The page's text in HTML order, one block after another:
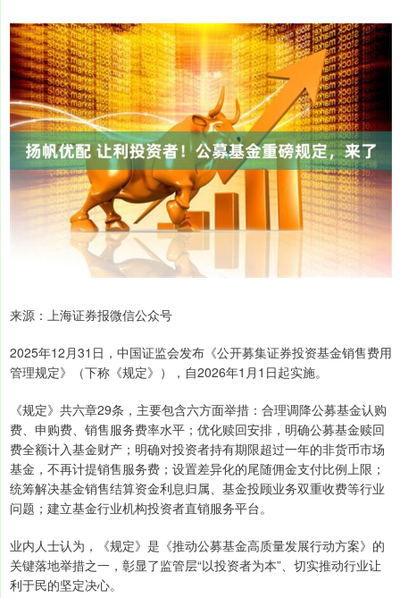
来源：上海证券报微信公众号
2025年12月31日，中国证监会发布《公开募集证券投资基金销售费用
管理规定》（下称《规定》），自2026年1月1日起实施。
《规定》共六章29条，主要包含六方面举措：合理调降公募基金认购
费、申购费、销售服务费率水平；优化赎回安排，明确公募基金赎回
费全额计入基金财产；明确对投资者持有期限超过一年的非货币市场
基金，不再计提销售服务费；设置差异化的尾随佣金支付比例上限；
统筹解决基金销售结算资金利息归属、基金投顾业务双重收费等行业
问题；建立基金行业机构投资者直销服务平台。
业内人士认为，《规定》是《推动公募基金高质量发展行动方案》的
关键落地举措之一，彰显了监管层“以投资者为本”、切实推动行业让
利于民的坚定决心。